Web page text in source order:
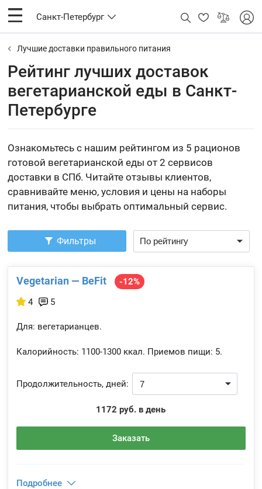
Санкт-Петербург
Лучшие доставки правильного питания
Рейтинг лучших доставок
вегетарианской еды в Санкт-
Петербурге
Ознакомьтесь с нашим рейтингом из 5 рационов
готовой вегетарианской еды от 2 сервисов
доставки в СПб. Читайте отзывы клиентов,
сравнивайте меню, условия и цены на наборы
питания, чтобы выбрать оптимальный сервис.
Фильтры
Vegetarian — BeFit
-12%
4
5
Для: вегетарианцев.
Калорийность: 1100-1300 ккал. Приемов пищи: 5.
Продолжительность, дней:
1172 руб. в день
Заказать
Подробнее